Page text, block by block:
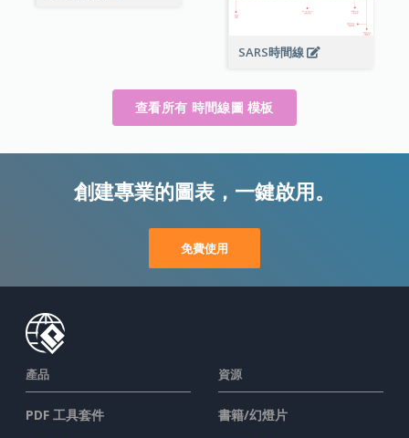
SARS時間線
查看所有 時間線圖 模板
創建專業的圖表，一鍵啟用。
免費使用
產品
PDF 工具套件
資源
書籍/幻燈片